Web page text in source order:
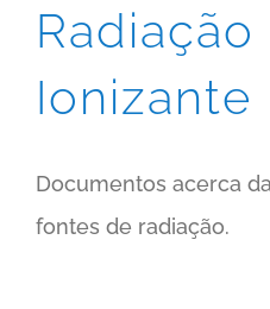
Ionizante
Documentos acerca
fontes de radiação.